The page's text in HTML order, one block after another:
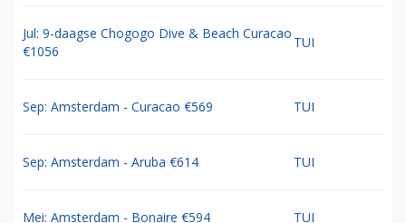
Jul: 9-daagse Chogogo Dive & Beach Curacao
€1056
TUI
Sep: Amsterdam - Curacao €569 TUI
Sep: Amsterdam - Aruba €614 TUI
Mei: Amsterdam - Bonaire €594 TUI